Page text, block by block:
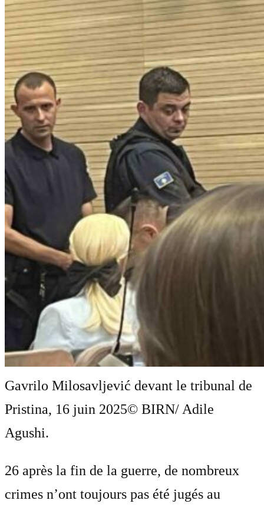
Gavrilo Milosavljević devant le tribunal de
Pristina, 16 juin 2025© BIRN/ Adile
Agushi.
26 après la fin de la guerre, de nombreux
crimes n’ont toujours pas été jugés au